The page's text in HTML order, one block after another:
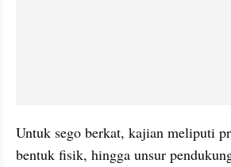
Untuk sego berkat, kajian meliputi
bentuk fisik, hingga unsur